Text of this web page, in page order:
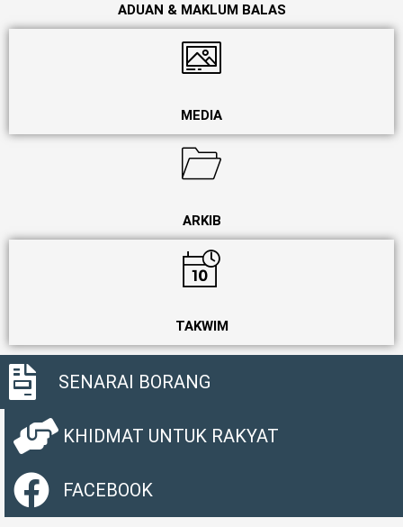
ADUAN & MAKLUM BALAS
MEDIA
ARKIB
TAKWIM
SENARAI BORANG
KHIDMAT UNTUK RAKYAT
FACEBOOK